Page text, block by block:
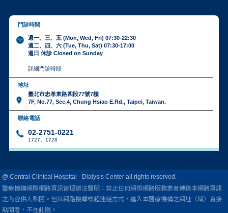
門診時間
週一、三、五 (Mon, Wed, Fri) 07:30-22:30
週二、四、六 (Tue, Thu, Sat) 07:30-17:00
週日 休診 Closed on Sunday
詳細門診時段
地址
臺北市忠孝東路四段77號7樓
7F, No.77, Sec.4, Chung Hsiao E.Rd., Taipei, Taiwan.
聯絡電話
02-2751-0221
1727、1728
@ Central Clinical Hospital - Dialysis Center all rights reserved.
醫療機構網際網路資訊管理辦法聲明：禁止任何網際網路服務業者轉錄本網路資訊
之內容供人點閱。但以網路搜尋或超連結方式，進入本醫療機構之網址（域）直接
點閱者，不在此限。